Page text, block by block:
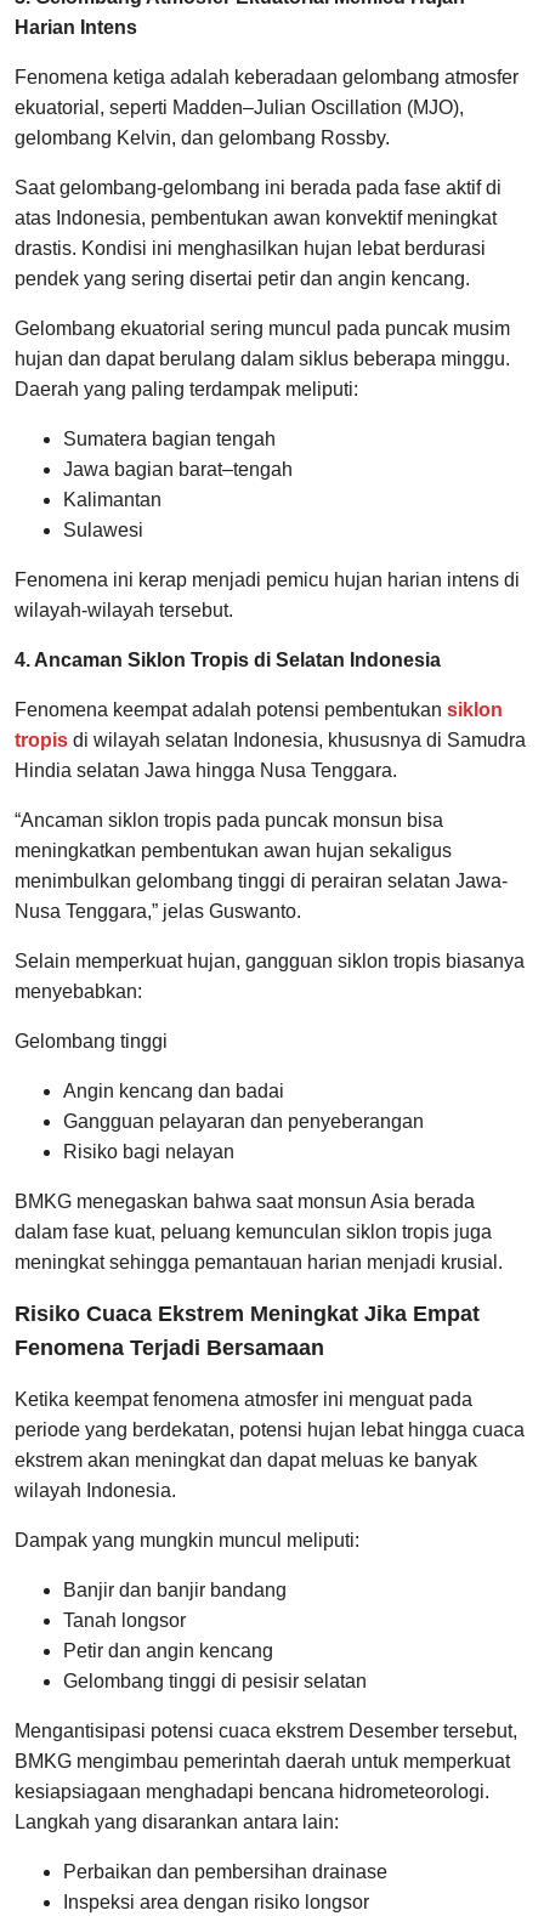
Harian Intens
Fenomena ketiga adalah keberadaan gelombang atmosfer
ekuatorial, seperti Madden–Julian Oscillation (MJO),
gelombang Kelvin, dan gelombang Rossby.
Saat gelombang-gelombang ini berada pada fase aktif di
atas Indonesia, pembentukan awan konvektif meningkat
drastis. Kondisi ini menghasilkan hujan lebat berdurasi
pendek yang sering disertai petir dan angin kencang.
Gelombang ekuatorial sering muncul pada puncak musim
hujan dan dapat berulang dalam siklus beberapa minggu.
Daerah yang paling terdampak meliputi:
Sumatera bagian tengah
Jawa bagian barat–tengah
Kalimantan
Sulawesi
Fenomena ini kerap menjadi pemicu hujan harian intens di
wilayah-wilayah tersebut.
4. Ancaman Siklon Tropis di Selatan Indonesia
Fenomena keempat adalah potensi pembentukan siklon
tropis di wilayah selatan Indonesia, khususnya di Samudra
Hindia selatan Jawa hingga Nusa Tenggara.
“Ancaman siklon tropis pada puncak monsun bisa
meningkatkan pembentukan awan hujan sekaligus
menimbulkan gelombang tinggi di perairan selatan Jawa-
Nusa Tenggara,” jelas Guswanto.
Selain memperkuat hujan, gangguan siklon tropis biasanya
menyebabkan:
Gelombang tinggi
Angin kencang dan badai
Gangguan pelayaran dan penyeberangan
Risiko bagi nelayan
BMKG menegaskan bahwa saat monsun Asia berada
dalam fase kuat, peluang kemunculan siklon tropis juga
meningkat sehingga pemantauan harian menjadi krusial.
Risiko Cuaca Ekstrem Meningkat Jika Empat
Fenomena Terjadi Bersamaan
Ketika keempat fenomena atmosfer ini menguat pada
periode yang berdekatan, potensi hujan lebat hingga cuaca
ekstrem akan meningkat dan dapat meluas ke banyak
wilayah Indonesia.
Dampak yang mungkin muncul meliputi:
Banjir dan banjir bandang
Tanah longsor
Petir dan angin kencang
Gelombang tinggi di pesisir selatan
Mengantisipasi potensi cuaca ekstrem Desember tersebut,
BMKG mengimbau pemerintah daerah untuk memperkuat
kesiapsiagaan menghadapi bencana hidrometeorologi.
Langkah yang disarankan antara lain:
Perbaikan dan pembersihan drainase
Inspeksi area dengan risiko longsor